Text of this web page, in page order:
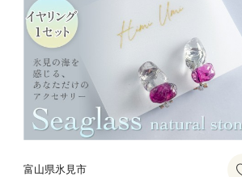
富山県氷見市